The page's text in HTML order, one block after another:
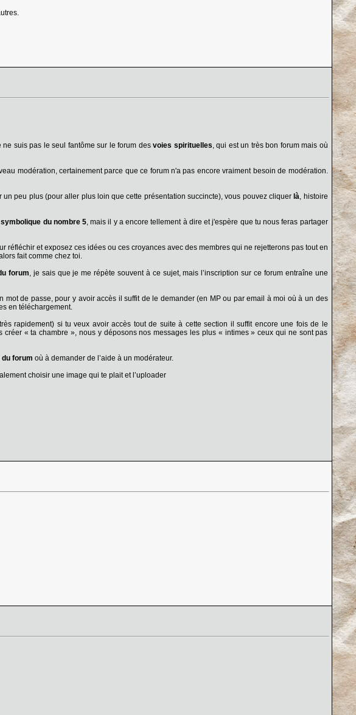
suis pas le seul fantôme sur le forum desvoies spirituelles, qui est un très bon forum mais où
modération, certainement parce que ce forum n'a pas encore vraiment besoin de modération.
peu plus (pour aller plus loin que cette présentation succincte), vous pouvez cliquer là, histoire
symbolique du nombre 5, mais il y a encore tellement à dire et j'espère que tu nous feras partager
et exposez ces idées ou ces croyances avec des membres qui ne rejetterons pas tout en
fait comme chez toi.
forum, je sais que je me répète souvent à ce sujet, mais l’inscription sur ce forum entraîne une
mot de passe, pour y avoir accès il suffit de le demander (en MP ou par email à moi où à un des
en téléchargement.
rapidement) si tu veux avoir accès tout de suite à cette section il suffit encore une fois de le
« ta chambre », nous y déposons nos messages les plus « intimes » ceux qui ne sont pas
du forum où à demander de l’aide à un modérateur.
choisir une image qui te plait et l’uploader